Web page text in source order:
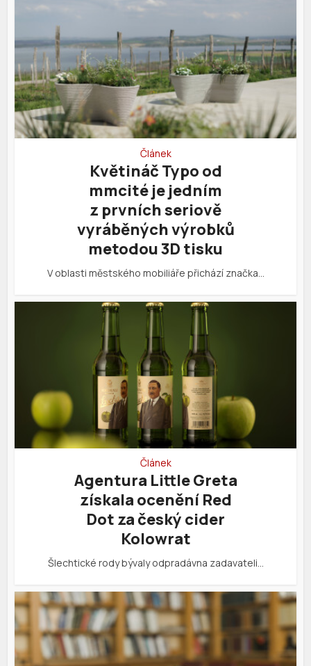
Článek
Květináč Typo od
mmcité je jedním
z prvních seriově
vyráběných výrobků
metodou 3D tisku
V oblasti městského mobiliáře přichází značka…
Článek
Agentura Little Greta
získala ocenění Red
Dot za český cider
Kolowrat
Šlechtické rody bývaly odpradávna zadavateli…